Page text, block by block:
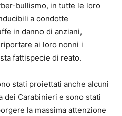
bullismo, in tutte le loro
a condotte
in danno di anziani,
ai loro nonni i
fattispecie di reato.
stati proiettati anche alcuni
dei Carabinieri e sono stati
la massima attenzione